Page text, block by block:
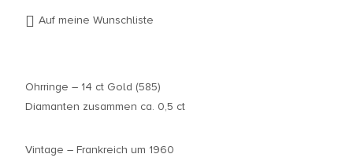
Auf meine Wunschliste
Ohrringe – 14 ct Gold (585)
Diamanten zusammen ca. 0,5 ct
Vintage – Frankreich um 1960